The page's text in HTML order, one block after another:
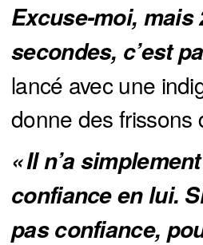
Excuse-moi, mais
secondes, c’est
lancé avec une
donne des frissons
« Il n’a
confiance en lui.
pas confiance,